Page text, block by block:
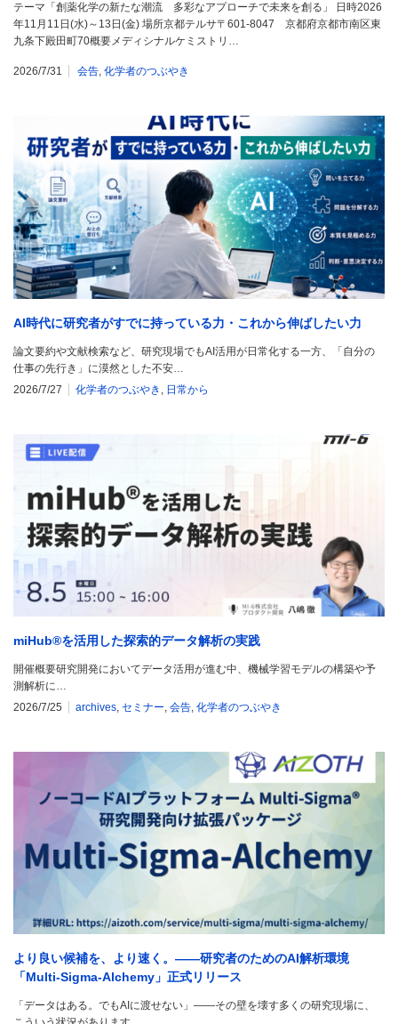
テーマ「創薬化学の新たな潮流 多彩なアプローチで未来を創る」 日時2026
年11月11日(水)～13日(金) 場所京都テルサ〒601-8047 京都府京都市南区東
九条下殿田町70概要メディシナルケミストリ…
2026/7/31 会告, 化学者のつぶやき
AI時代に研究者がすでに持っている力・これから伸ばしたい力
論文要約や文献検索など、研究現場でもAI活用が日常化する一方、「自分の
仕事の先行き」に漠然とした不安…
2026/7/27
化学者のつぶやき 日常から
miHub®を活用した探索的データ解析の実践
開催概要研究開発においてデータ活用が進む中、機械学習モデルの構築や予
測解析に…
2026/7/25
archives セミナー 会告 化学者のつぶやき
より良い候補を、より速く。——研究者のためのAI解析環境
「Multi-Sigma-Alchemy」正式リリース
「データはある。でもAIに渡せない」——その壁を壊す多くの研究現場に、